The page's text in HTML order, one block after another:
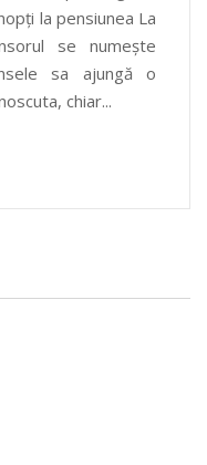
la pensiunea La
se numește
sa ajungă o
chiar...